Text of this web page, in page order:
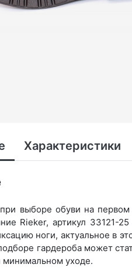
Характеристики
выборе обуви на первом
Rieker, артикул 33121-
ноги, актуальное в
гардероба может
минимальном уходе.